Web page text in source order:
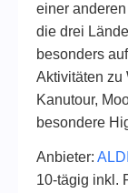
einer
die drei
besonders
Aktivitäten zu
Kanutour,
besondere
Anbieter:
10-tägig inkl.